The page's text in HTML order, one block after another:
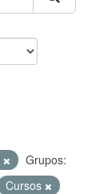
Grupos:
Cursos